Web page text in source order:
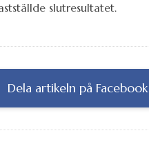
slutresultatet.
Dela artikeln på Facebook